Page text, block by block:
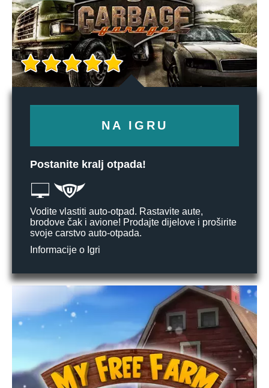
NA IGRU
Postanite kralj otpada!
Vodite vlastiti auto-otpad. Rastavite aute,
brodove čak i avione! Prodajte dijelove i proširite
svoje carstvo auto-otpada.
Informacije o Igri